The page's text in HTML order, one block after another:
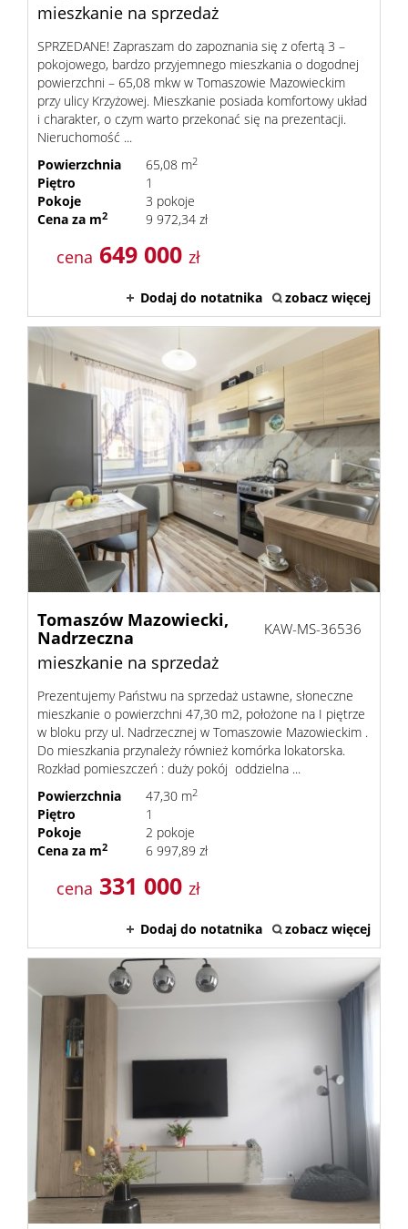
mieszkanie na sprzedaż
SPRZEDANE! Zapraszam do zapoznania się z ofertą 3 –
pokojowego, bardzo przyjemnego mieszkania o dogodnej
powierzchni – 65,08 mkw w Tomaszowie Mazowieckim
przy ulicy Krzyżowej. Mieszkanie posiada komfortowy układ
i charakter, o czym warto przekonać się na prezentacji.
Nieruchomość ...
Powierzchnia
65,08 m2
Piętro
1
Pokoje
3 pokoje
Cena za m2 9 972,34 zł
cena 649 000 zł
Dodaj do notatnika zobacz więcej
Tomaszów Mazowiecki,
Nadrzeczna
mieszkanie na sprzedaż
KAW-MS-36536
Prezentujemy Państwu na sprzedaż ustawne, słoneczne
mieszkanie o powierzchni 47,30 m2, położone na I piętrze
w bloku przy ul. Nadrzecznej w Tomaszowie Mazowieckim .
Do mieszkania przynależy również komórka lokatorska.
Rozkład pomieszczeń : duży pokój oddzielna ...
Powierzchnia
47,30 m2
Piętro
1
Pokoje
2 pokoje
Cena za m2 6 997,89 zł
cena 331 000 zł
Dodaj do notatnika zobacz więcej